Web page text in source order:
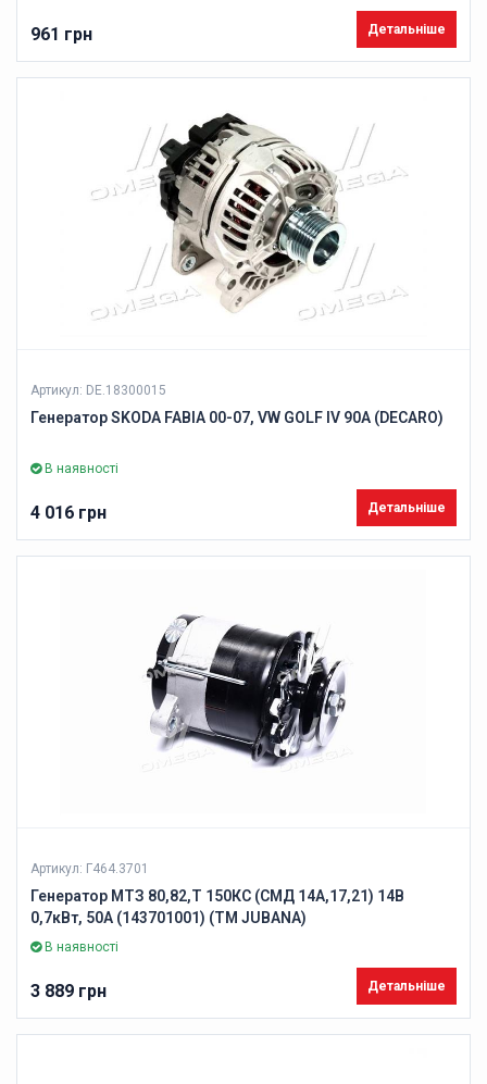
961 грн Детальніше
Артикул: DE.18300015
Генератор SKODA FABIA 00-07, VW GOLF IV 90A (DECARO)
В наявності
4 016 грн Детальніше
Артикул: Г464.3701
Генератор МТЗ 80,82,Т 150КС (СМД 14А,17,21) 14В
0,7кВт, 50А (143701001) (ТМ JUBANA)
В наявності
3 889 грн Детальніше